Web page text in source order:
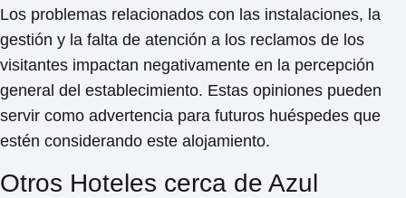
Los problemas relacionados con las instalaciones, la
gestión y la falta de atención a los reclamos de los
visitantes impactan negativamente en la percepción
general del establecimiento. Estas opiniones pueden
servir como advertencia para futuros huéspedes que
estén considerando este alojamiento.
Otros Hoteles cerca de Azul